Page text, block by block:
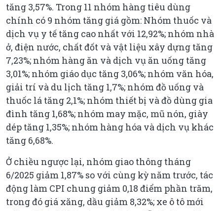
tăng 3,57%. Trong 11 nhóm hàng tiêu dùng
chính có 9 nhóm tăng giá gồm: Nhóm thuốc và
dịch vụ y tế tăng cao nhất với 12,92%; nhóm nhà
ở, điện nước, chất đốt và vật liệu xây dựng tăng
7,23%; nhóm hàng ăn và dịch vụ ăn uống tăng
3,01%; nhóm giáo dục tăng 3,06%; nhóm văn hóa,
giải trí và du lịch tăng 1,7%; nhóm đồ uống và
thuốc lá tăng 2,1%; nhóm thiết bị và đồ dùng gia
đình tăng 1,68%; nhóm may mặc, mũ nón, giày
dép tăng 1,35%; nhóm hàng hóa và dịch vụ khác
tăng 6,68%.
Ở chiều ngược lại, nhóm giao thông tháng
6/2025 giảm 1,87% so với cùng kỳ năm trước, tác
động làm CPI chung giảm 0,18 điểm phần trăm,
trong đó giá xăng, dầu giảm 8,32%; xe ô tô mới